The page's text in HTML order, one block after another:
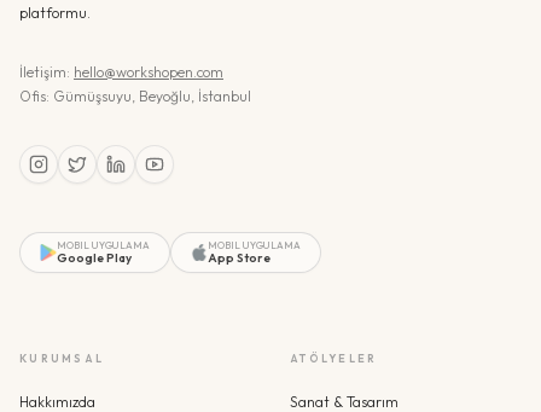
platformu.
İletişim: hello@workshopen.com
Ofis: Gümüşsuyu, Beyoğlu, İstanbul
MOBIL UYGULAMA
Google Play
MOBIL UYGULAMA
App Store
KURUMSAL
Hakkımızda
ATÖLYELER
Sanat & Tasarım